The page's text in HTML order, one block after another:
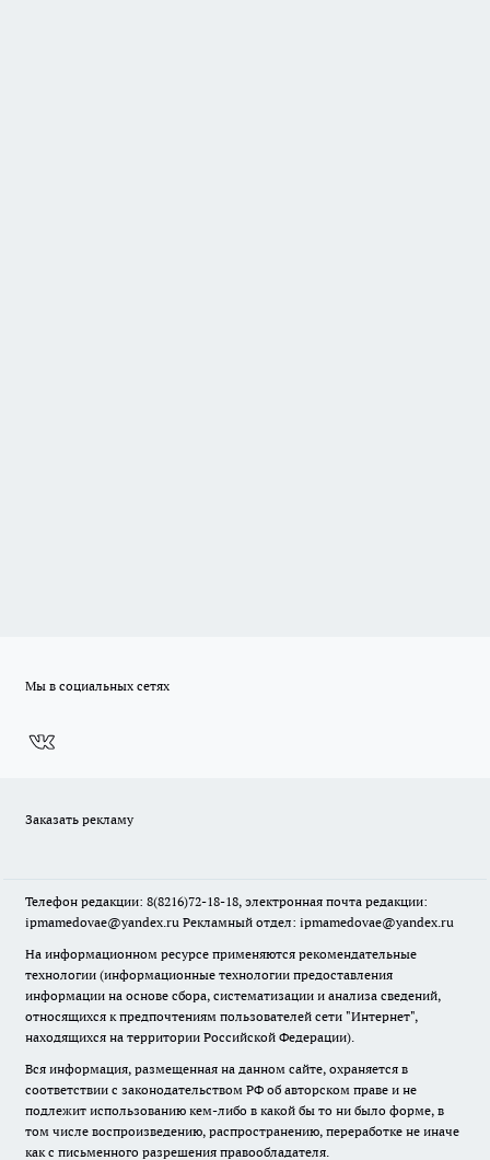
Мы в социальных сетях
Заказать рекламу
Телефон редакции: 8(8216)72-18-18, электронная почта редакции:
ipmamedovae@yandex.ru Рекламный отдел: ipmamedovae@yandex.ru
На информационном ресурсе применяются рекомендательные
технологии (информационные технологии предоставления
информации на основе сбора, систематизации и анализа сведений,
относящихся к предпочтениям пользователей сети "Интернет",
находящихся на территории Российской Федерации).
Вся информация, размещенная на данном сайте, охраняется в
соответствии с законодательством РФ об авторском праве и не
подлежит использованию кем-либо в какой бы то ни было форме, в
том числе воспроизведению, распространению, переработке не иначе
как с письменного разрешения правообладателя.